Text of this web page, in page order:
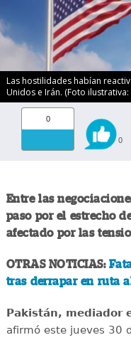
Las hostilidades habían
Unidos e Irán. (Foto ilustrativa:
0
0
Entre las
paso por el estrecho
afectado por las
OTRAS NOTICIAS:
tras derrapar en ruta
Pakistán, mediador
afirmó este jueves 30